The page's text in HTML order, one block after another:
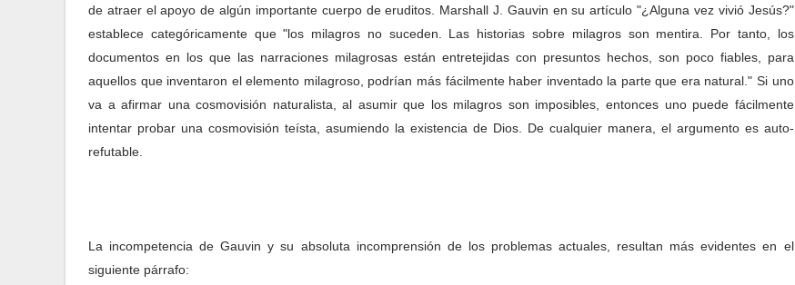
de atraer el apoyo de algún importante cuerpo de eruditos. Marshall J. Gauvin en su artículo "¿Alguna vez vivió Jesús?"
establece categóricamente que "los milagros no suceden. Las historias sobre milagros son mentira. Por tanto, los
documentos en los que las narraciones milagrosas están entretejidas con presuntos hechos, son poco fiables, para
aquellos que inventaron el elemento milagroso, podrían más fácilmente haber inventado la parte que era natural." Si uno
va a afirmar una cosmovisión naturalista, al asumir que los milagros son imposibles, entonces uno puede fácilmente
intentar probar una cosmovisión teísta, asumiendo la existencia de Dios. De cualquier manera, el argumento es auto-
refutable.
La incompetencia de Gauvin y su absoluta incomprensión de los problemas actuales, resultan más evidentes en el
siguiente párrafo: